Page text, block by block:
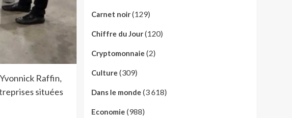
Raffin,
situées
Carnet noir(129)
Chiffre du Jour(120)
Cryptomonnaie (2)
Culture (309)
Dans le monde (3 618)
Economie (988)